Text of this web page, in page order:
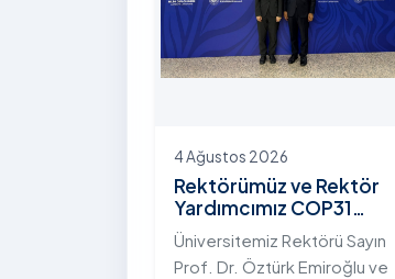
4 Ağustos 2026
Rektörümüz ve Rektör
Yardımcımız COP31
Yolunda Bilim Diplomasisi
Akademi Lansmanı
Toplantısına Katıldı
Üniversitemiz Rektörü Sayın
Prof. Dr. Öztürk Emiroğlu ve